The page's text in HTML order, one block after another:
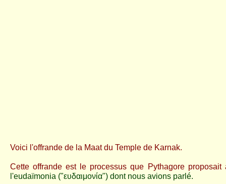
Voici l'offrande de la Maat du Temple de Karnak.
Cette offrande est le processus que Pythagore
l'eudaïmonia ("ευδαιμονία") dont nous avions parlé.